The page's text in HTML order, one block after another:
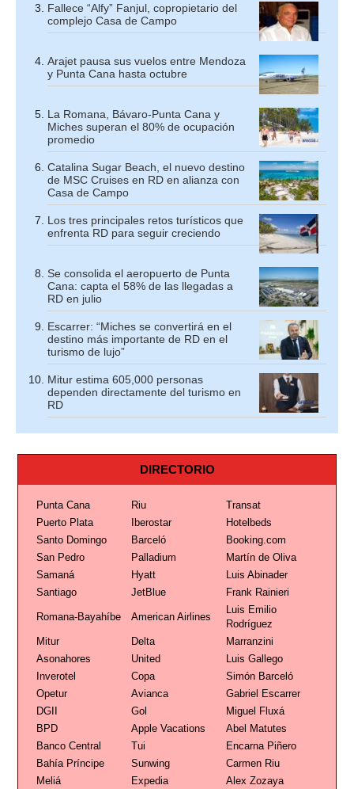
Fallece “Alfy” Fanjul, copropietario del
complejo Casa de Campo
Arajet pausa sus vuelos entre Mendoza
y Punta Cana hasta octubre
La Romana, Bávaro-Punta Cana y
Miches superan el 80% de ocupación
promedio
Catalina Sugar Beach, el nuevo destino
de MSC Cruises en RD en alianza con
Casa de Campo
Los tres principales retos turísticos que
enfrenta RD para seguir creciendo
Se consolida el aeropuerto de Punta
Cana: capta el 58% de las llegadas a
RD en julio
Escarrer: “Miches se convertirá en el
destino más importante de RD en el
turismo de lujo”
Mitur estima 605,000 personas
dependen directamente del turismo en
RD
DIRECTORIO
Punta Cana Riu
Transat
Puerto Plata
Iberostar
Hotelbeds
Santo Domingo
Barceló
Booking.com
San Pedro
Palladium
Martín de Oliva
Samaná
Hyatt
Luis Abinader
Santiago
JetBlue Frank Rainieri
Romana-Bayahíbe American Airlines
Luis Emilio
Rodríguez
Mitur
Delta
Marranzini
Asonahores
United
Luis Gallego
Inverotel
Copa
Simón Barceló
Opetur
Avianca
Gabriel Escarrer
DGII
Gol
Miguel Fluxá
BPD
Apple Vacations
Abel Matutes
Banco Central
Tui
Encarna Piñero
Bahía Príncipe
Sunwing
Carmen Riu
Meliá
Expedia Alex Zozaya